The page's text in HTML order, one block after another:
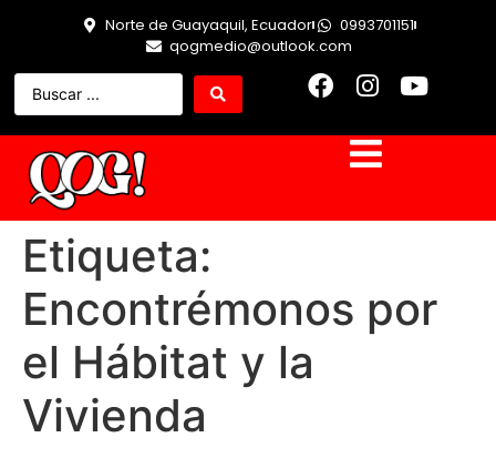
Norte de Guayaquil, Ecuador
0993701151
qogmedio@outlook.com
Etiqueta:
Encontrémonos por
el Hábitat y la
Vivienda